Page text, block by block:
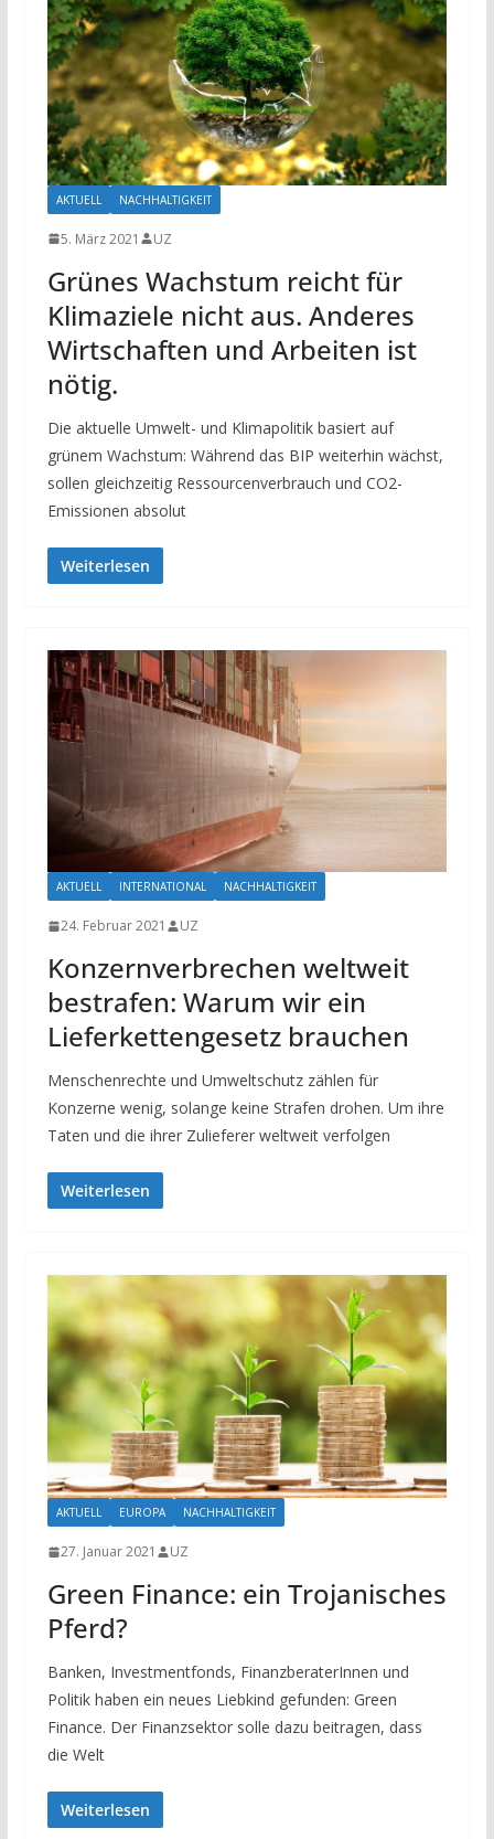
AKTUELL NACHHALTIGKEIT
5. März 2021 UZ
Grünes Wachstum reicht für
Klimaziele nicht aus. Anderes
Wirtschaften und Arbeiten ist
nötig.
Die aktuelle Umwelt- und Klimapolitik basiert auf
grünem Wachstum: Während das BIP weiterhin wächst,
sollen gleichzeitig Ressourcenverbrauch und CO2-
Emissionen absolut
Weiterlesen
AKTUELL INTERNATIONAL NACHHALTIGKEIT
24. Februar 2021 UZ
Konzernverbrechen weltweit
bestrafen: Warum wir ein
Lieferkettengesetz brauchen
Menschenrechte und Umweltschutz zählen für
Konzerne wenig, solange keine Strafen drohen. Um ihre
Taten und die ihrer Zulieferer weltweit verfolgen
Weiterlesen
AKTUELL EUROPA NACHHALTIGKEIT
27. Januar 2021 UZ
Green Finance: ein Trojanisches
Pferd?
Banken, Investmentfonds, FinanzberaterInnen und
Politik haben ein neues Liebkind gefunden: Green
Finance. Der Finanzsektor solle dazu beitragen, dass
die Welt
Weiterlesen